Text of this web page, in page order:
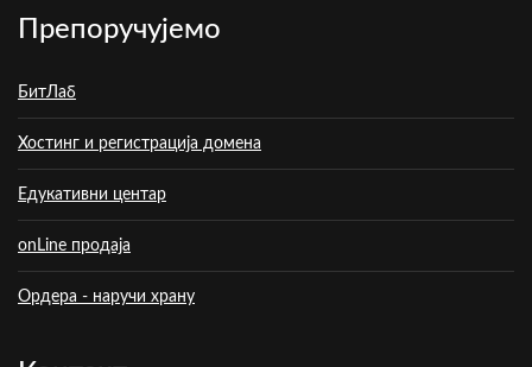
Препоручујемо
БитЛаб
Хостинг и регистрација домена
Едукативни центар
onLine продаја
Ордера - наручи храну